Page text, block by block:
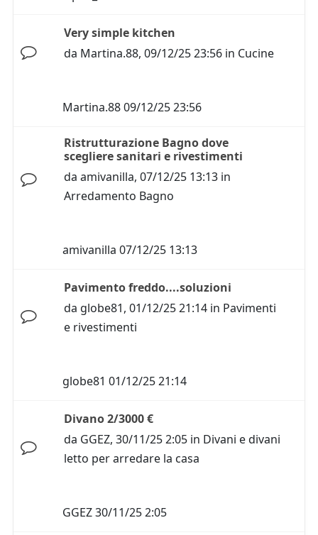
Very simple kitchen
da Martina.88, 09/12/25 23:56 in Cucine
Martina.8809/12/25 23:56
Ristrutturazione Bagno dove
scegliere sanitari e rivestimenti
da amivanilla, 07/12/25 13:13 in
Arredamento Bagno
amivanilla 07/12/25 13:13
Pavimento freddo....soluzioni
da globe81, 01/12/25 21:14 in Pavimenti
e rivestimenti
globe81 01/12/25 21:14
Divano 2/3000 €
da GGEZ, 30/11/25 2:05 in Divani e divani
letto per arredare la casa
GGEZ30/11/25 2:05